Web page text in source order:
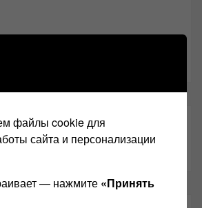
файлы cookie для
сайта и персонализации
— нажмите «Принять